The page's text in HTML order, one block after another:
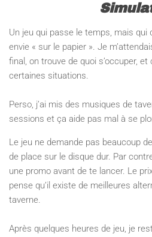
Un jeu qui passe le temps, mais qui
envie « sur le papier ». Je
final, on trouve de quoi s’occuper,
certaines situations.
Perso, j’ai mis des musiques de
sessions et ça aide pas mal à se
Le jeu ne demande pas beaucoup
de place sur le disque dur. Par
une promo avant de te lancer. Le
pense qu’il existe de meilleures
taverne.
Après quelques heures de jeu, je